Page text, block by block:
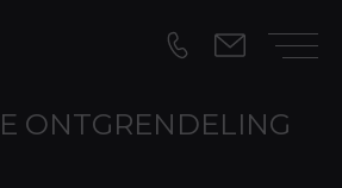
ONTGRENDELING